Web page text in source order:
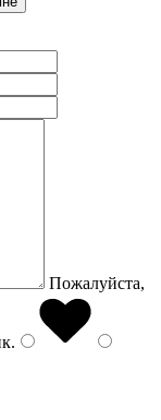
Пожалуйста,
.